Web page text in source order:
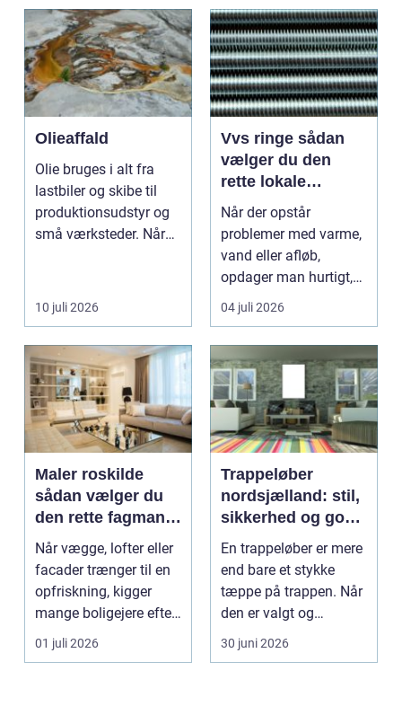
Olieaffald
Olie bruges i alt fra
lastbiler og skibe til
produktionsudstyr og
små værksteder. Når
10 juli 2026
Vvs ringe sådan
vælger du den
rette lokale
installatør
Når der opstår
problemer med varme,
vand eller afløb,
opdager man hurtigt,
hvor afhængig
hverdagen e...
04 juli 2026
Maler roskilde
sådan vælger du
den rette fagmand
til opgaven
Når vægge, lofter eller
facader trænger til en
opfriskning, kigger
mange boligejere efter
en maler R...
01 juli 2026
Trappeløber
nordsjælland: stil,
sikkerhed og god
akustik i hjemmet
En trappeløber er mere
end bare et stykke
tæppe på trappen. Når
den er valgt og
monteret rigtigt, gi...
30 juni 2026